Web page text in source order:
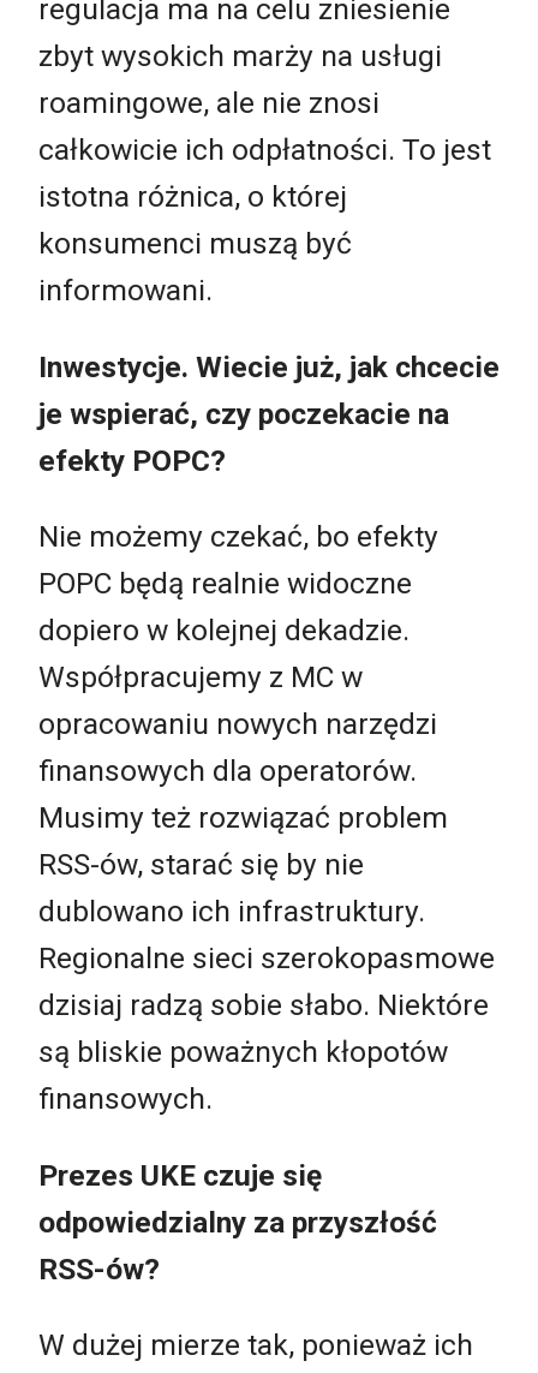
regulacja ma na celu zniesienie
zbyt wysokich marży na usługi
roamingowe, ale nie znosi
całkowicie ich odpłatności. To jest
istotna różnica, o której
konsumenci muszą być
informowani.
Inwestycje. Wiecie już, jak chcecie
je wspierać, czy poczekacie na
efekty POPC?
Nie możemy czekać, bo efekty
POPC będą realnie widoczne
dopiero w kolejnej dekadzie.
Współpracujemy z MC w
opracowaniu nowych narzędzi
finansowych dla operatorów.
Musimy też rozwiązać problem
RSS-ów, starać się by nie
dublowano ich infrastruktury.
Regionalne sieci szerokopasmowe
dzisiaj radzą sobie słabo. Niektóre
są bliskie poważnych kłopotów
finansowych.
Prezes UKE czuje się
odpowiedzialny za przyszłość
RSS-ów?
W dużej mierze tak, ponieważ ich